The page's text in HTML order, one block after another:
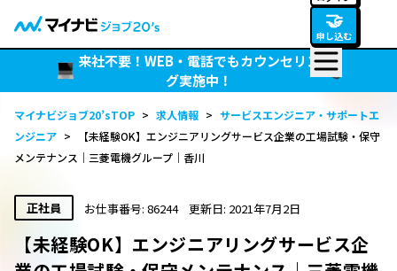
🤝
申し込む
来社不要！WEB・電話でもカウンセリン
グ実施中！
マイナビジョブ20’sTOP > 求人情報 > サービスエンジニア・サポートエ
ンジニア >
【未経験OK】エンジニアリングサービス企業の工場試験・保守
メンテナンス｜三菱電機グループ｜香川
正社員 お仕事番号: 86244 更新日: 2021年7月2日
【未経験OK】エンジニアリングサービス企